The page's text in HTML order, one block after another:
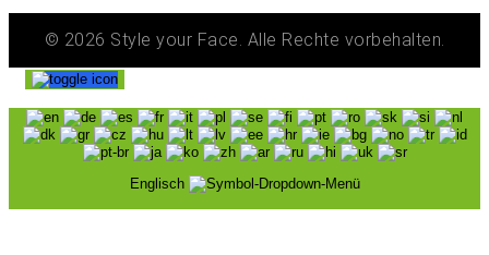
© 2026 Style your Face. Alle Rechte vorbehalten.
Englisch